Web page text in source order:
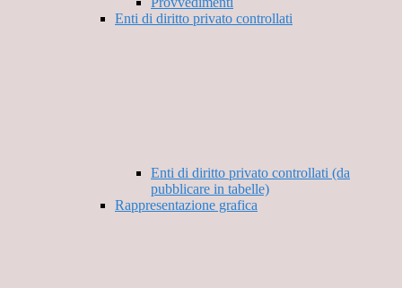
Enti di diritto privato controllati
Enti di diritto privato controllati (da
pubblicare in tabelle)
Rappresentazione grafica